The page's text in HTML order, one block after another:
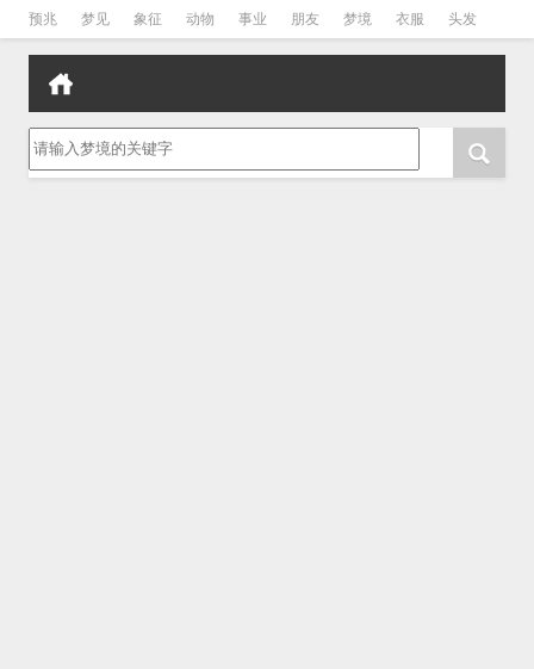
预兆 梦见 象征 动物 事业 朋友 梦境 衣服 头发
孕妇 孩子 吵架 房子